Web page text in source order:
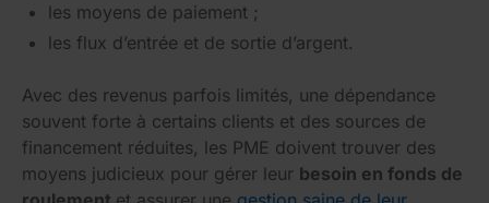
les moyens de paiement ;
les flux d’entrée et de sortie d’argent.
Avec des revenus parfois limités, une dépendance
souvent forte à certains clients et des sources de
financement réduites, les PME doivent trouver des
moyens judicieux pour gérer leur besoin en fonds de